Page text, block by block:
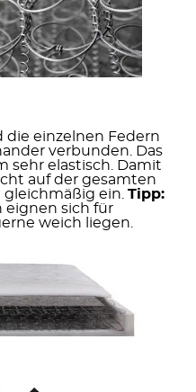
die einzelnen Federn
verbunden. Das
sehr elastisch. Damit
auf der gesamten
gleichmäßig ein. Tipp:
eignen sich für
weich liegen.